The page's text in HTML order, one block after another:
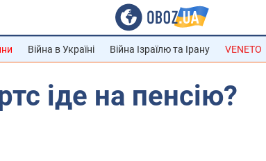
Війна в Україні Війна Ізраїлю та Ірану VENETO
іде на пенсію?